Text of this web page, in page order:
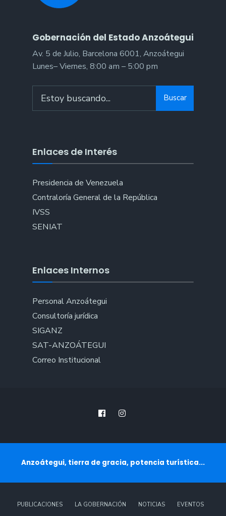
Gobernación del Estado Anzoátegui
Av. 5 de Julio, Barcelona 6001, Anzoátegui
Lunes– Viernes, 8:00 am – 5:00 pm
for:
Buscar
Enlaces de Interés
Presidencia de Venezuela
Contraloría General de la República
IVSS
SENIAT
Enlaces Internos
Personal Anzoátegui
Consultoría jurídica
SIGANZ
SAT-ANZOÁTEGUI
Correo Institucional
Anzoátegui, tierra de gracia, potencia turística...
PUBLICACIONES LA GOBERNACIÓN NOTICIAS EVENTOS